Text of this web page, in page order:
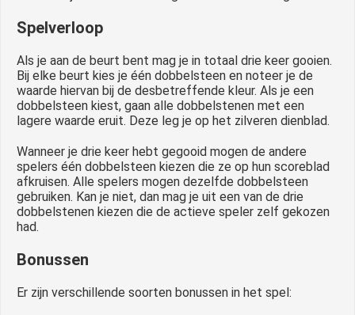
Spelverloop
Als je aan de beurt bent mag je in totaal drie keer gooien.
Bij elke beurt kies je één dobbelsteen en noteer je de
waarde hiervan bij de desbetreffende kleur. Als je een
dobbelsteen kiest, gaan alle dobbelstenen met een
lagere waarde eruit. Deze leg je op het zilveren dienblad.
Wanneer je drie keer hebt gegooid mogen de andere
spelers één dobbelsteen kiezen die ze op hun scoreblad
afkruisen. Alle spelers mogen dezelfde dobbelsteen
gebruiken. Kan je niet, dan mag je uit een van de drie
dobbelstenen kiezen die de actieve speler zelf gekozen
had.
Bonussen
Er zijn verschillende soorten bonussen in het spel: